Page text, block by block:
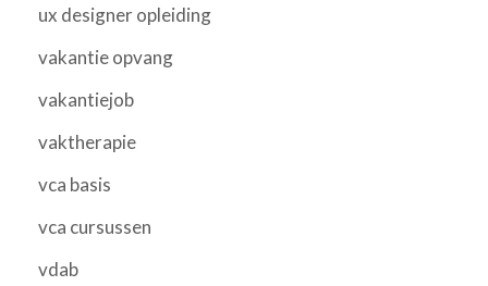
ux designer opleiding
vakantie opvang
vakantiejob
vaktherapie
vca basis
vca cursussen
vdab